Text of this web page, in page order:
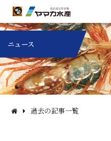
ニュース
過去の記事一覧